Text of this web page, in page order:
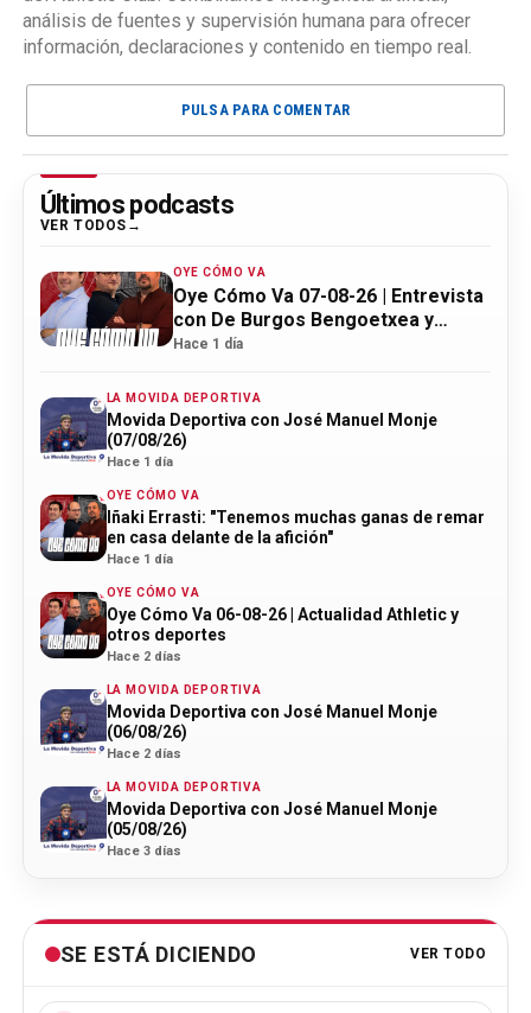
análisis de fuentes y supervisión humana para ofrecer
información, declaraciones y contenido en tiempo real.
PULSA PARA COMENTAR
Últimos podcasts
VER TODOS
OYE CÓMO VA
Oye Cómo Va 07-08-26 | Entrevista
con De Burgos Bengoetxea y
actualidad Athletic
Hace 1 día
LA MOVIDA DEPORTIVA
Movida Deportiva con José Manuel Monje
(07/08/26)
Hace 1 día
OYE CÓMO VA
Iñaki Errasti: "Tenemos muchas ganas de remar
en casa delante de la afición"
Hace 1 día
OYE CÓMO VA
Oye Cómo Va 06-08-26 | Actualidad Athletic y
otros deportes
Hace 2 días
LA MOVIDA DEPORTIVA
Movida Deportiva con José Manuel Monje
(06/08/26)
Hace 2 días
LA MOVIDA DEPORTIVA
Movida Deportiva con José Manuel Monje
(05/08/26)
Hace 3 días
SE ESTÁ DICIENDO VER TODO